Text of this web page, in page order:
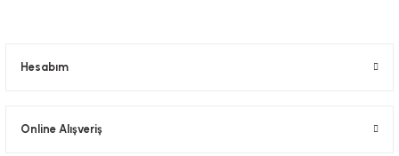
Hesabım
Online Alışveriş